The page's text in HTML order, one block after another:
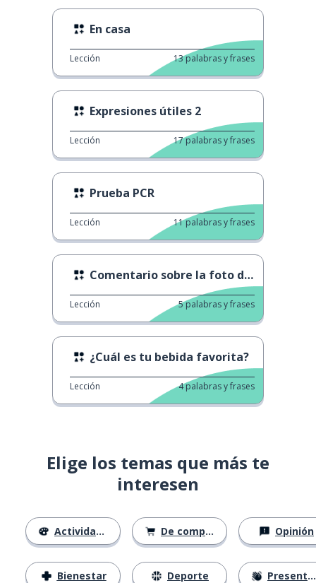
En casa
Lección 13palabras y frases
Expresiones útiles 2
Lección 17palabras y frases
Prueba PCR
Lección 11palabras y frases
Comentario sobre la foto de un fantasma
Lección 5palabras y frases
¿Cuál es tu bebida favorita?
Lección 4palabras y frases
Elige los temas que más te
interesen
Actividades
Bienestar
De compras
Deporte
Opinión
Presentación